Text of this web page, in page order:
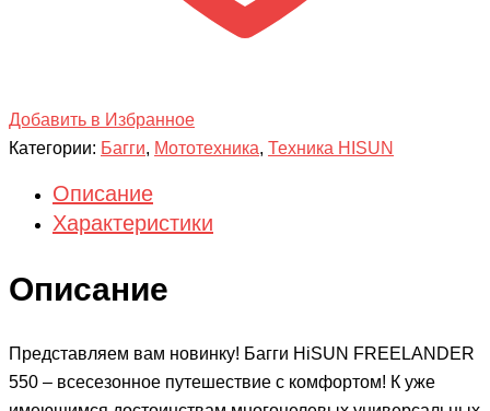
Добавить в Избранное
Категории: Багги, Мототехника, Техника HISUN
Описание
Характеристики
Описание
Представляем вам новинку! Багги HiSUN FREELANDER
550 – всесезонное путешествие с комфортом! К уже